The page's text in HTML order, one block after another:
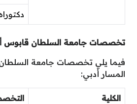
تخصصات جامعة السلطان قابوس
فيما يلي تخصصات جامعة
المسار أدبي:
الكلية